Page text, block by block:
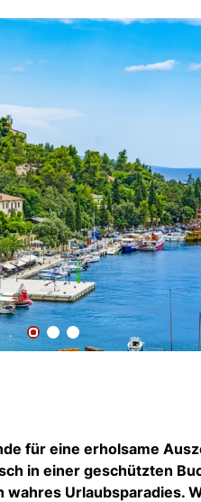
für eine erholsame
in einer geschützten
wahres Urlaubsparadies.